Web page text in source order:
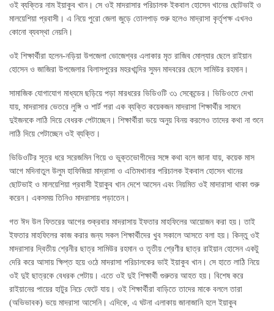
ওই ব্যক্তির নাম ইয়াকুব খান। সে ওই মাদরাসার পরিচালক ইকবাল হোসেন খানের ছোটভাই ও
মালয়েশিয়া প্রবাসী। এ নিয়ে পুরো জেলা জুড়ে তোলপাড় শুরু হলেও মাদ্রাসা কৃর্তৃপক্ষ এখনও
কোনো ব্যবস্থা নেয়নি।
ওই শিক্ষার্থীরা হলেন-নড়িয়া উপজেলা ভোজেশ্বর এলাকার মৃত রাজিব মোল্যার ছেলে রাইয়ান
হোসেন ও জাজিরা উপজেলার বিলাসপুরের মহরখান্দির সুমন মাদবরের ছেলে সামিউর রহমান।
সামাজিক যোগাযোগ মাধ্যমে ছড়িয়ে পড়া মারধরের ভিডিওটি ৩১ সেকেন্ডের। ভিডিওতে দেখা
যায়, মাদরাসার ভেতরে লুঙ্গি ও শার্ট পরা এক ব্যক্তি কয়েকজন মাদরাসা শিক্ষার্থীর সামনে
দুইজনকে লাঠি দিয়ে বেধরক পেটাচ্ছেন। শিক্ষার্থীরা ভয়ে অনুয় বিনয় করলেও তাদের কথা না শুনে
লাঠি দিয়ে পেটাচ্ছেন ওই ব্যক্তি।
ভিডিওটির সূত্র ধরে সরেজমিন গিয়ে ও ভুক্তভোগীদের সঙ্গে কথা বলে জানা যায়, কয়েক মাস
আগে মদিনাতুল উলুম হাফিজিয়া মাদ্রাসা ও এতিমখানার পরিচালক ইকবাল হোসেন খানের
ছোটভাই ও মালয়েশিয়া প্রবাসী ইয়াকুব খান দেশে আসেন এবং নিয়মিত ওই মাদারাসা থাকা শুরু
করেন। একসময় তিনিও মাদরাসায় পড়াতেন।
গত ঈদ উল ফিতরের আগের শুক্রবার মাদরাসায় ইফতার মাহফিলের আয়োজন করা হয়। তাই
ইফতার মাহফিলের কাজ করার জন্য সকল শিক্ষার্থীদের খুব সকালে আসতে বলা হয়। কিন্তু ওই
মাদরাসার দ্বিতীয় শ্রেনীর ছাত্র সামিউর রহমান ও তৃতীয় শ্রেণীর ছাত্র রাইয়ান হোসেন একটু
দেরি করে আসায় ক্ষিপ্ত হয়ে ওঠে মাদরাসা পরিচালকের ভাই ইয়াকুব খান। সে হাতে লাঠি নিয়ে
ওই দুই ছাত্রকে বেধরক পেটায়। এতে ওই দুই শিক্ষার্থী গুরুতর আহত হয়। বিশেষ করে
রাইয়ানের পায়ের হাটুর নিচে ফেটে যায়। ওই শিক্ষার্থীরা বাড়িতে তাদের মাকে বললে তারা
(অভিভাবক) ভয়ে মাদরাসা আসেনি। এদিকে, এ ঘটনা এলাকায় জানাজানি হলে ইয়াকুব